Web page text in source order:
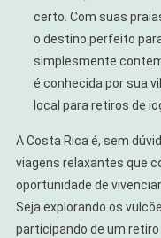
certo. Com suas
o destino perfeito
simplesmente
é conhecida por sua
local para retiros de
A Costa Rica é, sem
viagens relaxantes que
oportunidade de
Seja explorando os
participando de um retiro